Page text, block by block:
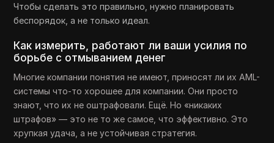
Чтобы сделать это правильно, нужно планировать
беспорядок, а не только идеал.
Как измерить, работают ли ваши усилия по
борьбе с отмыванием денег
Многие компании понятия не имеют, приносят ли их AML-
системы что-то хорошее для компании. Они просто
знают, что их не оштрафовали. Ещё. Но «никаких
штрафов» — это не то же самое, что эффективно. Это
хрупкая удача, а не устойчивая стратегия.